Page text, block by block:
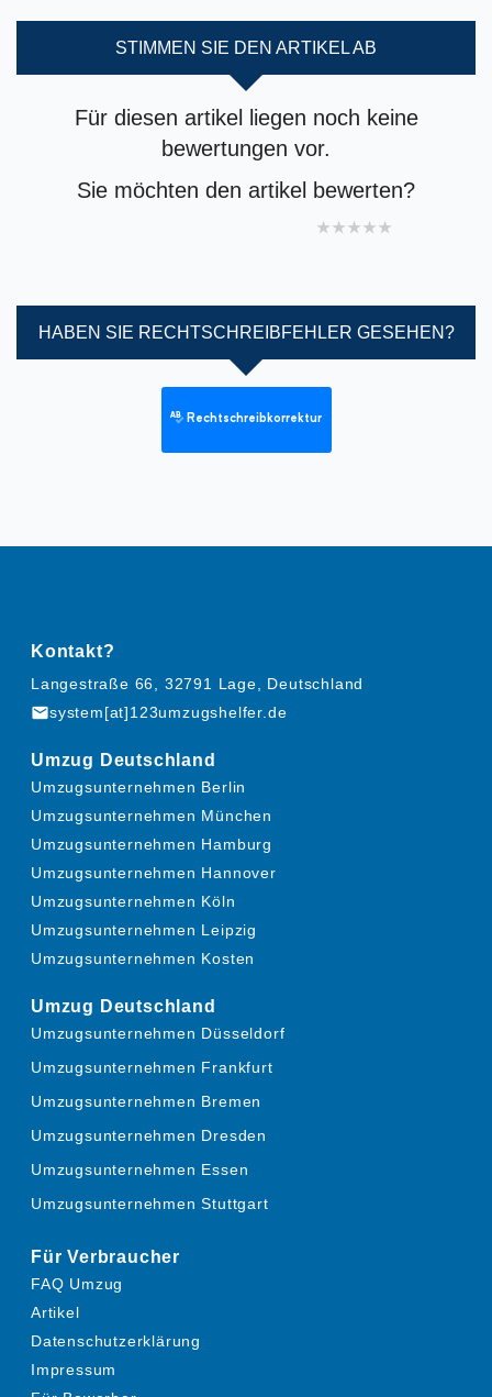
STIMMEN SIE DEN ARTIKEL AB
Für diesen artikel liegen noch keine
bewertungen vor.
Sie möchten den artikel bewerten?
4 stars
3 stars
2 stars
1 star
HABEN SIE RECHTSCHREIBFEHLER GESEHEN?
Rechtschreibkorrektur
Kontakt?
Langestraße 66, 32791 Lage, Deutschland
mailsystem[at]123umzugshelfer.de
Umzug Deutschland
Umzugsunternehmen Berlin
Umzugsunternehmen München
Umzugsunternehmen Hamburg
Umzugsunternehmen Hannover
Umzugsunternehmen Köln
Umzugsunternehmen Leipzig
Umzugsunternehmen Kosten
Umzug Deutschland
Umzugsunternehmen Düsseldorf
Umzugsunternehmen Frankfurt
Umzugsunternehmen Bremen
Umzugsunternehmen Dresden
Umzugsunternehmen Essen
Umzugsunternehmen Stuttgart
Für Verbraucher
FAQ Umzug
Artikel
Datenschutzerklärung
Impressum